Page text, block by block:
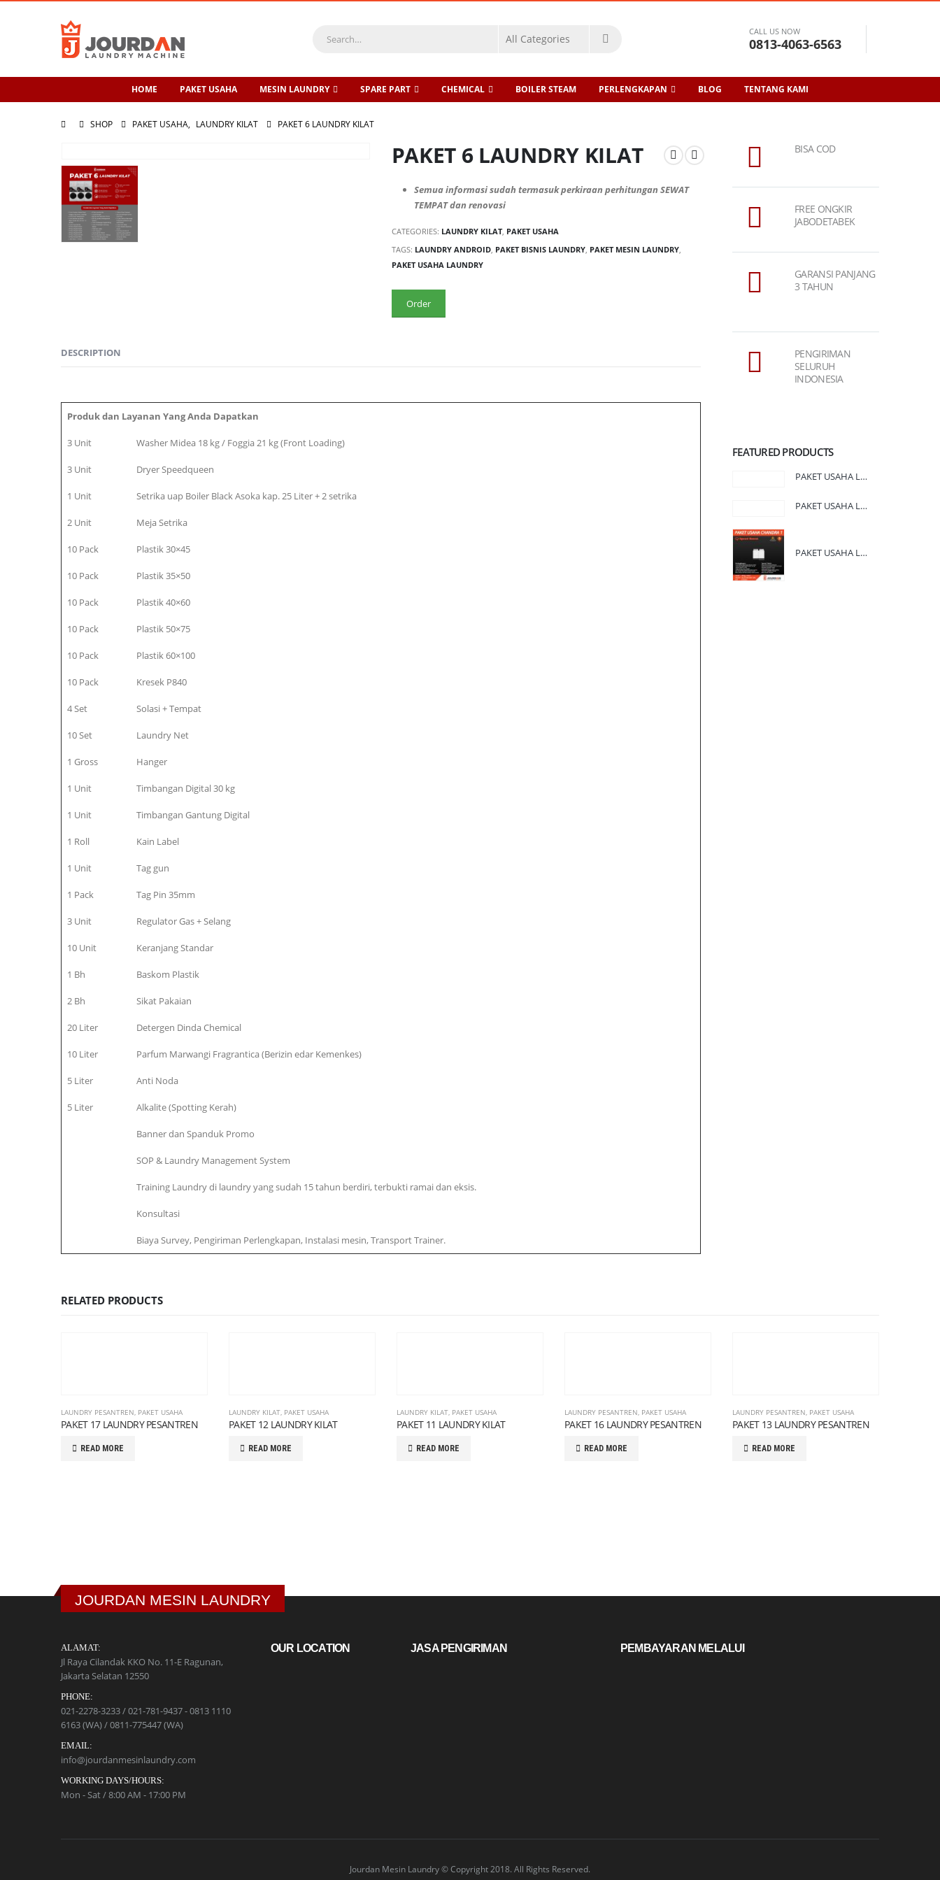
CALL US NOW
0813-4063-6563
HOME PAKET USAHA MESIN LAUNDRY SPARE PART CHEMICAL BOILER STEAM PERLENGKAPAN BLOG TENTANG KAMI
SHOP PAKET USAHA, LAUNDRY KILAT PAKET 6 LAUNDRY KILAT
PAKET 6 LAUNDRY KILAT
Semua informasi sudah termasuk perkiraan perhitungan SEWAT
TEMPAT dan renovasi
CATEGORIES: LAUNDRY KILAT, PAKET USAHA
TAGS: LAUNDRY ANDROID, PAKET BISNIS LAUNDRY, PAKET MESIN LAUNDRY,
PAKET USAHA LAUNDRY
Order
DESCRIPTION
Produk dan Layanan Yang Anda Dapatkan
3 Unit Washer Midea 18 kg / Foggia 21 kg (Front Loading)
3 Unit Dryer Speedqueen
1 Unit Setrika uap Boiler Black Asoka kap. 25 Liter + 2 setrika
2 Unit Meja Setrika
10 Pack Plastik 30×45
10 Pack Plastik 35×50
10 Pack Plastik 40×60
10 Pack Plastik 50×75
10 Pack Plastik 60×100
10 Pack Kresek P840
4 Set Solasi + Tempat
10 Set Laundry Net
1 Gross Hanger
1 Unit Timbangan Digital 30 kg
1 Unit Timbangan Gantung Digital
1 Roll Kain Label
1 Unit Tag gun
1 Pack Tag Pin 35mm
3 Unit Regulator Gas + Selang
10 Unit Keranjang Standar
1 Bh Baskom Plastik
2 Bh Sikat Pakaian
20 Liter Detergen Dinda Chemical
10 Liter Parfum Marwangi Fragrantica (Berizin edar Kemenkes)
5 Liter Anti Noda
5 Liter Alkalite (Spotting Kerah)
Banner dan Spanduk Promo
SOP & Laundry Management System
Training Laundry di laundry yang sudah 15 tahun berdiri, terbukti ramai dan eksis.
Konsultasi
Biaya Survey, Pengiriman Perlengkapan, Instalasi mesin, Transport Trainer.
BISA COD
FREE ONGKIR
JABODETABEK
GARANSI PANJANG
3 TAHUN
PENGIRIMAN
SELURUH
INDONESIA
FEATURED PRODUCTS
PAKET USAHA LAUNDRY CHANDRA 3
PAKET USAHA LAUNDRY CHANDRA 2
PAKET USAHA LAUNDRY CHANDRA 1
RELATED PRODUCTS
LAUNDRY PESANTREN PAKET USAHA
PAKET 17 LAUNDRY PESANTREN
READ MORE
LAUNDRY KILAT PAKET USAHA
PAKET 12 LAUNDRY KILAT
READ MORE
LAUNDRY KILAT PAKET USAHA
PAKET 11 LAUNDRY KILAT
READ MORE
LAUNDRY PESANTREN PAKET USAHA
PAKET 16 LAUNDRY PESANTREN
READ MORE
LAUNDRY PESANTREN PAKET USAHA
PAKET 13 LAUNDRY PESANTREN
READ MORE
JOURDAN MESIN LAUNDRY
ALAMAT:
Jl Raya Cilandak KKO No. 11-E Ragunan,
Jakarta Selatan 12550
PHONE:
021-2278-3233 / 021-781-9437 - 0813 1110
6163 (WA) / 0811-775447 (WA)
EMAIL:
info@jourdanmesinlaundry.com
WORKING DAYS/HOURS:
Mon - Sat / 8:00 AM - 17:00 PM
OUR LOCATION JASA PENGIRIMAN PEMBAYARAN MELALUI
Jourdan Mesin Laundry © Copyright 2018. All Rights Reserved.